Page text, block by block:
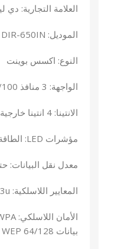
العلامة التجارية: دي
الموديل: DIR-650IN
النوع: اكسس بوينت
الواجهة: 3 منافذ LAN 10/100 + منفذ WAN 10/100
الانتينا: 4 انتينا خارجية 5 ديسيبل
مؤشرات LED: الطاقة، الإنترنت، الشبكة المحلية، واي فاي، WPS
معدل نقل البيانات: حتى 300 ميجابايت في
المعايير اللاسلكية: IEEE 802.11n/g/b, IEEE 802.3, IEEE 802.3u
بيانات WEP 64/128 بت